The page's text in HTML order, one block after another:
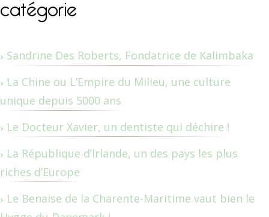
Sandrine Des Roberts, Fondatrice de Kalimbaka
La Chine ou L’Empire du Milieu, une culture
unique depuis 5000 ans
Le Docteur Xavier, un dentiste qui déchire !
La République d’Irlande, un des pays les plus
riches d’Europe
Le Benaise de la Charente-Maritime vaut bien le